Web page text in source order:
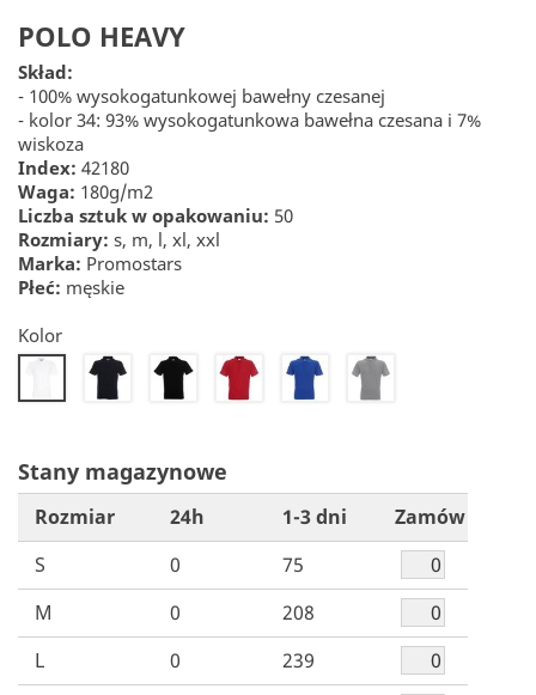
POLO HEAVY
Skład:
- 100% wysokogatunkowej bawełny czesanej
- kolor 34: 93% wysokogatunkowa bawełna czesana i 7%
wiskoza
Index: 42180
Waga: 180g/m2
Liczba sztuk w opakowaniu: 50
Rozmiary: s, m, l, xl, xxl
Marka: Promostars
Płeć: męskie
Kolor
22 26 30 32 34
Stany magazynowe
Rozmiar 24h 1-3 dni
Zamów
S
0
75
M
0
208
L
0
239